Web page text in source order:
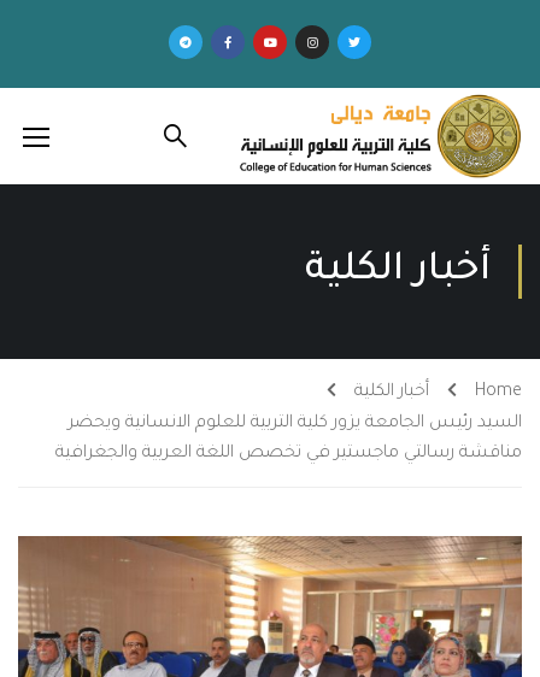
أخبار الكلية
Home
أخبار الكلية
السيد رئيس الجامعة يزور كلية التربية للعلوم الانسانية ويحضر
مناقشة رسالتي ماجستير في تخصص اللغة العربية والجغرافية